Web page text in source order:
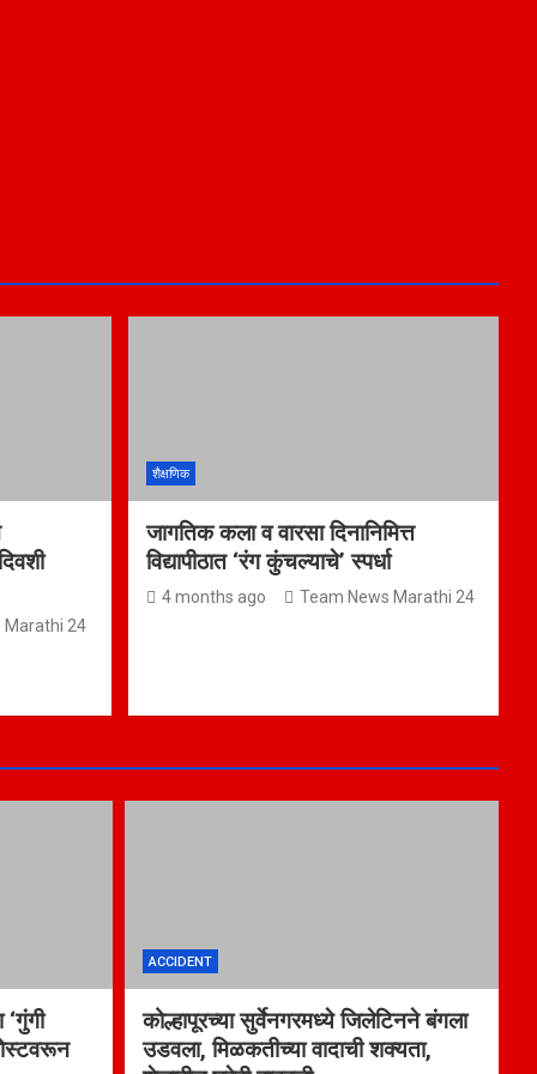
Marathi 24
शैक्षणिक
जागतिक कला व वारसा दिनानिमित्त
विद्यापीठात ‘रंग कुंचल्याचे’ स्पर्धा
4 months ago Team News Marathi 24
ACCIDENT
कोल्हापूरच्या सुर्वेनगरमध्ये जिलेटिनने बंगला
उडवला, मिळकतीच्या वादाची शक्यता,